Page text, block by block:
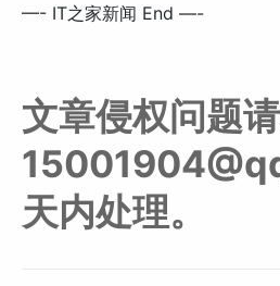
—- IT之家新闻 End —-
文章侵权问题
天内处理。